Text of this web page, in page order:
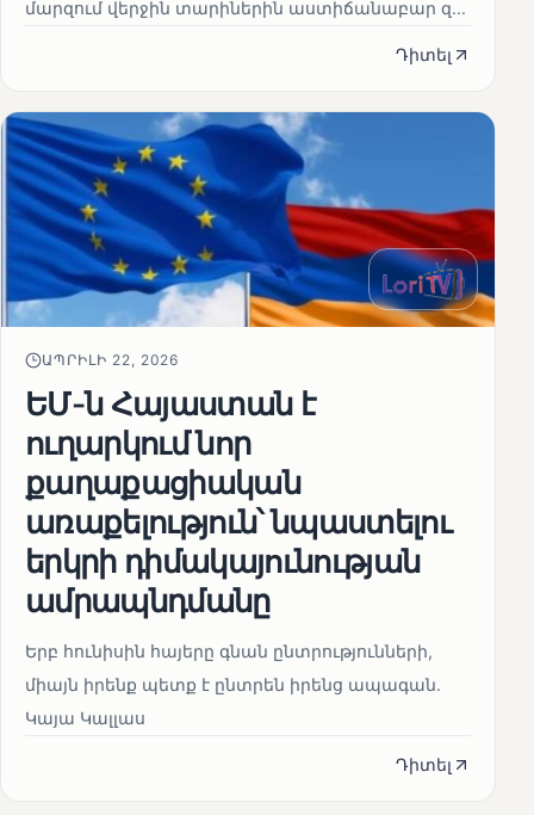
մարզում վերջին տարիներին աստիճանաբար զ...
Դիտել
ԱՊՐԻԼԻ 22, 2026
ԵՄ-ն Հայաստան է
ուղարկում նոր
քաղաքացիական
առաքելություն՝ նպաստելու
երկրի դիմակայունության
ամրապնդմանը
Երբ հունիսին հայերը գնան ընտրությունների,
միայն իրենք պետք է ընտրեն իրենց ապագան.
Կայա Կալլաս
Դիտել